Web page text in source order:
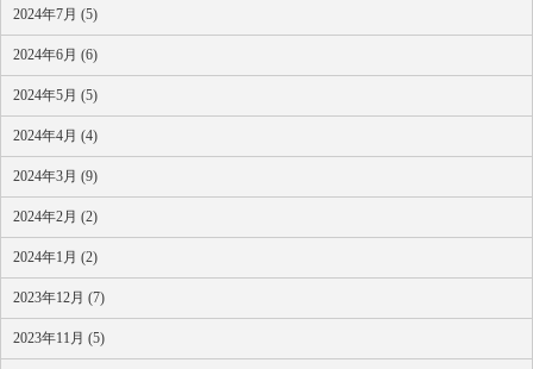
2024年7月 (5)
2024年6月 (6)
2024年5月 (5)
2024年4月 (4)
2024年3月 (9)
2024年2月 (2)
2024年1月 (2)
2023年12月 (7)
2023年11月 (5)